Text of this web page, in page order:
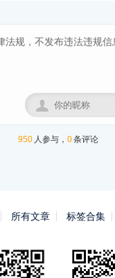

950 人参与， 0条评论
所有文章 标签合集